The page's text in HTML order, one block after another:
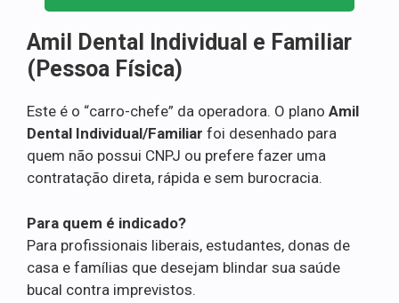
Amil Dental Individual e Familiar
(Pessoa Física)
Este é o “carro-chefe” da operadora. O plano Amil
Dental Individual/Familiar foi desenhado para
quem não possui CNPJ ou prefere fazer uma
contratação direta, rápida e sem burocracia.
Para quem é indicado?
Para profissionais liberais, estudantes, donas de
casa e famílias que desejam blindar sua saúde
bucal contra imprevistos.